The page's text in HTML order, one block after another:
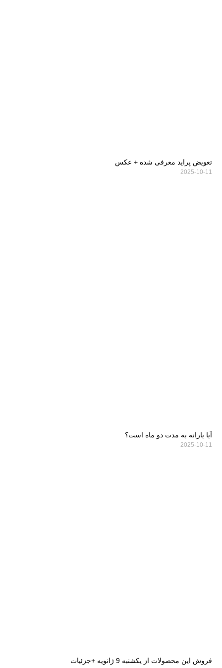
تعویض پراید معرفی شده + عکس
2025-10-11
آیا یارانه به مدت دو ماه است؟
2025-10-11
فروش این محصولات از یکشنبه 9 ژانویه +جزئیات